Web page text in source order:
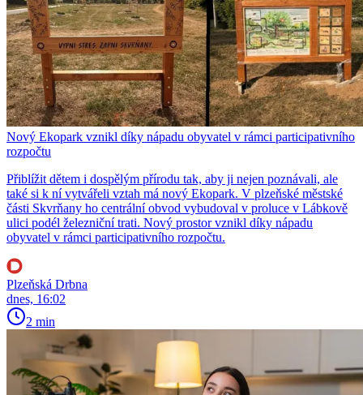
Nový Ekopark vznikl díky nápadu obyvatel v rámci participativního
rozpočtu
Přiblížit dětem i dospělým přírodu tak, aby ji nejen poznávali, ale
také si k ní vytvářeli vztah má nový Ekopark. V plzeňské městské
části Skvrňany ho centrální obvod vybudoval v proluce v Lábkově
ulici podél železniční trati. Nový prostor vznikl díky nápadu
obyvatel v rámci participativního rozpočtu.
Plzeňská Drbna
dnes, 16:02
2 min